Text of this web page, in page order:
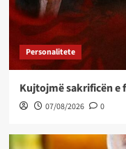
Personalitete
Kujtojmë sakrificën e
07/08/2026 0